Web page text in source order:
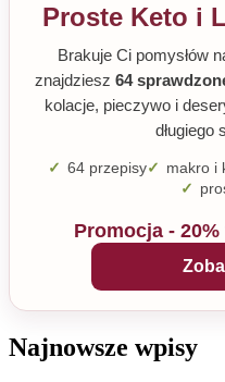
Proste Keto i
Brakuje Ci pomysłów
znajdziesz 64
kolacje, pieczywo i
długiego
64 przepisy makro i
Promocja -
Najnowsze wpisy